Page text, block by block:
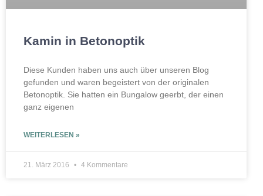
Kamin in Betonoptik
Diese Kunden haben uns auch über unseren Blog
gefunden und waren begeistert von der originalen
Betonoptik. Sie hatten ein Bungalow geerbt, der einen
ganz eigenen
WEITERLESEN »
21. März 2016 4 Kommentare